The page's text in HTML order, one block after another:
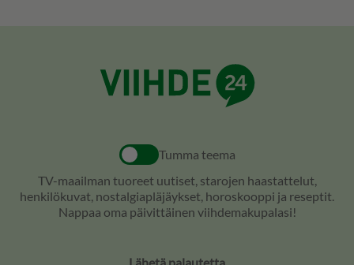
Tumma teema
TV-maailman tuoreet uutiset, starojen haastattelut,
henkilökuvat, nostalgiapläjäykset, horoskooppi ja reseptit.
Nappaa oma päivittäinen viihdemakupalasi!